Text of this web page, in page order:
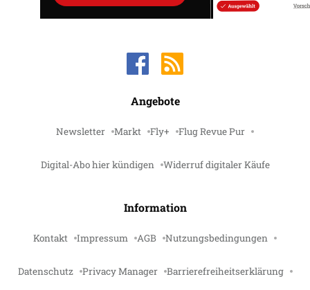
Angebote
Newsletter Markt Fly+ Flug Revue Pur
Digital-Abo hier kündigen Widerruf digitaler Käufe
Information
Kontakt Impressum AGB Nutzungsbedingungen
Datenschutz Privacy Manager Barrierefreiheitserklärung